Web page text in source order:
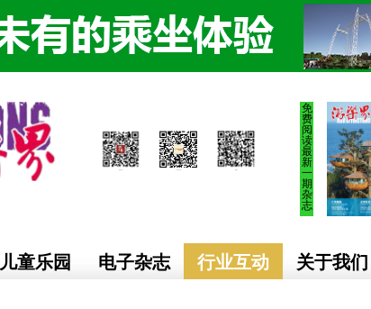
免
费
阅
读
最
新
一
期
杂
志
儿童乐园 电子杂志 行业互动 关于我们